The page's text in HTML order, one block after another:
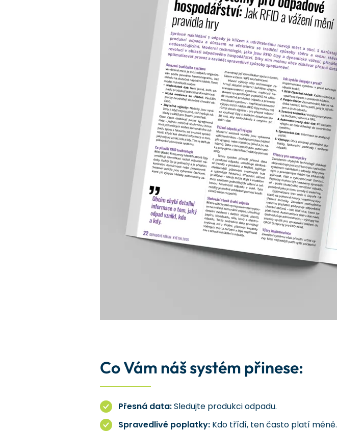
Co Vám náš systém přinese:
Přesná data:Sledujte produkci odpadu.
Spravedlivé poplatky: Kdo třídí, ten často platí méně.